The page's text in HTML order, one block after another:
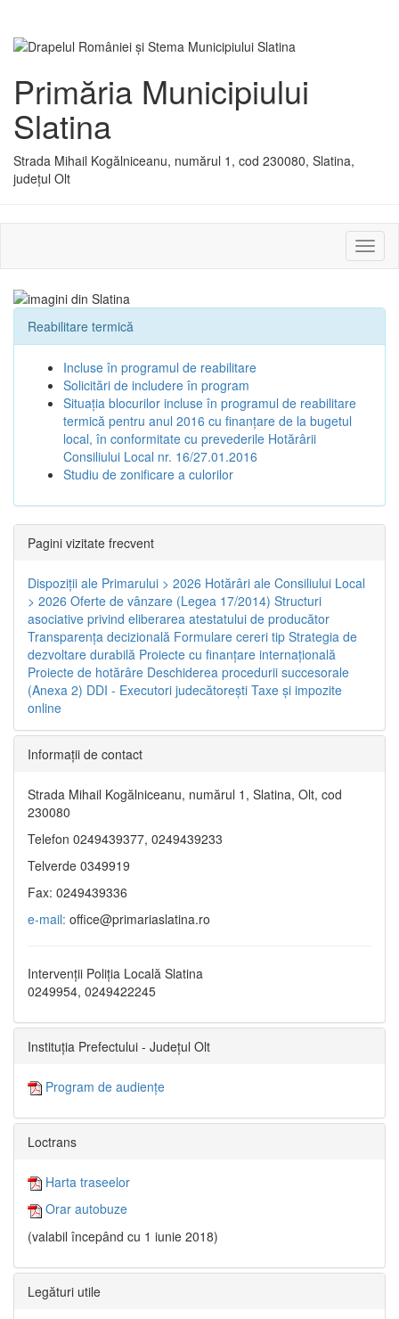
Primăria Municipiului
Slatina
Strada Mihail Kogălniceanu, numărul 1, cod 230080, Slatina,
județul Olt
sau
Reabilitare termică
Incluse în programul de reabilitare
Solicitări de includere în program
Situația blocurilor incluse în programul de reabilitare
termică pentru anul 2016 cu finanțare de la bugetul
local, în conformitate cu prevederile Hotărârii
Consiliului Local nr. 16/27.01.2016
Studiu de zonificare a culorilor
Pagini vizitate frecvent
Dispoziţii ale Primarului > 2026 Hotărâri ale Consiliului Local
> 2026 Oferte de vânzare (Legea 17/2014) Structuri
asociative privind eliberarea atestatului de producător
Transparenţa decizională Formulare cereri tip Strategia de
dezvoltare durabilă Proiecte cu finanţare internaţională
Proiecte de hotărâre Deschiderea procedurii succesorale
(Anexa 2) DDI - Executori judecătorești Taxe şi impozite
online
Informaţii de contact
Strada Mihail Kogălniceanu, numărul 1, Slatina, Olt, cod
230080
Telefon 0249439377, 0249439233
Telverde 0349919
Fax: 0249439336
e-mail: office@primariaslatina.ro
Intervenții Poliția Locală Slatina
0249954, 0249422245
Instituția Prefectului - Județul Olt
Program de audiențe
Loctrans
Harta traseelor
Orar autobuze
(valabil începând cu 1 iunie 2018)
Legături utile